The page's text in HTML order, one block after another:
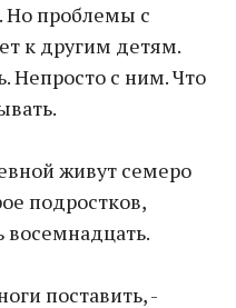
Но проблемы с
к другим детям.
Непросто с ним. Что
живут семеро
подростков,
поставить, -